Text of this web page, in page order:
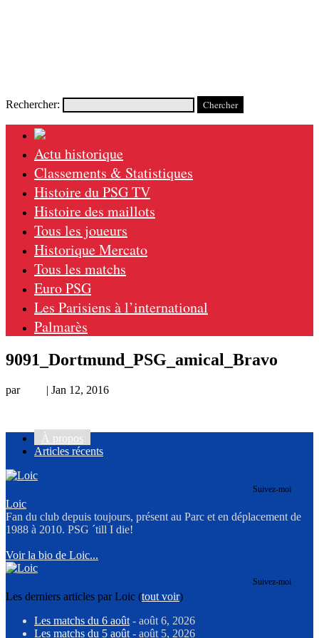
Rechercher:
Actu historique
Classements & Statistiques
Histoire du PSG TV
Histoire des maillots
Tous les joueurs
Historique Mercato
Tous les matchs
Euro PSG
Les Parisiens à l’international
Palmarès
9091_Dortmund_PSG_amical_Bravo
par | Jan 12, 2016
À propos
Articles récents
Suivez-moi
Loic
Fan du club depuis toujours, présent au Parc et en déplacement de
1988 à 2010. PSG ´till I die!
Voir la bio de Loic...
Suivez-moi
Les derniers articles par Loic (tout voir)
Les matchs du 6 août - août 6, 2026
Les matchs du 5 août - août 5, 2026